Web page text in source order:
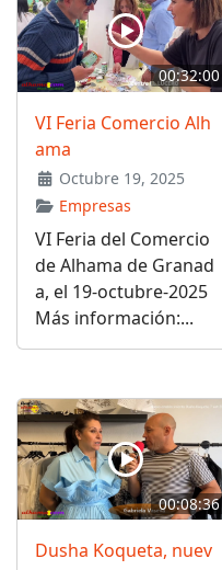
00:32:00
VI Feria Comercio Alh
ama
Octubre 19, 2025
Empresas
VI Feria del Comercio
de Alhama de Granad
a, el 19-octubre-2025
Más información:...
00:08:36
Dusha Koqueta, nuev